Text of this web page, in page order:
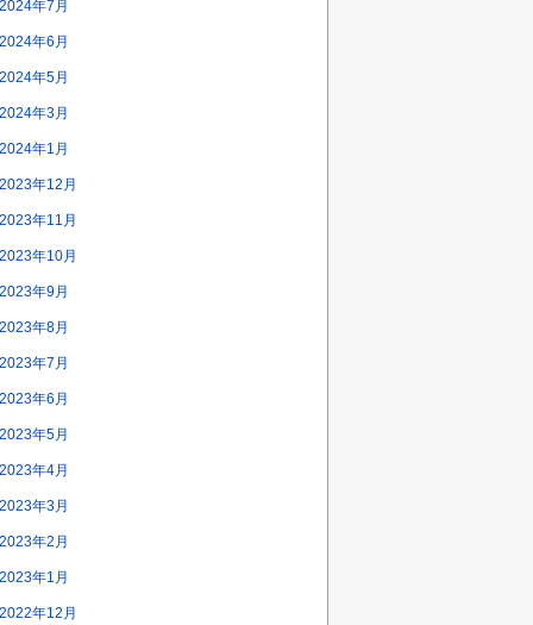
2024年7月
2024年6月
2024年5月
2024年3月
2024年1月
2023年12月
2023年11月
2023年10月
2023年9月
2023年8月
2023年7月
2023年6月
2023年5月
2023年4月
2023年3月
2023年2月
2023年1月
2022年12月